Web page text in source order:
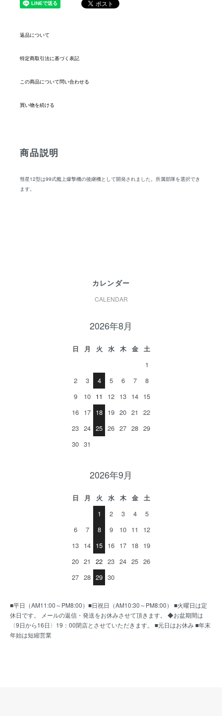
返品について
特定商取引法に基づく表記
この商品について問い合わせる
買い物を続ける
商品説明
彗星12型は99式艦上爆撃機の後継機として開発されました。所属部隊を選択でき
ます。
カレンダー
CALENDAR
2026年8月
日 月 火 水 木 金
土
1
2
3 4 5 6 7
8
9
10 11 12 13 14 15
16 17 18 19 20 21
22
23 24 25 26 27 28 29
30 31
2026年9月
日 月 火 水 木 金
土
1
2 3 4
5
6
7 8 9 10 11
12
13 14 15 16 17 18 19
20 21 22 23 24 25 26
27 28 29 30
■平日（AM11:00～PM8:00）■日祝日（AM10:30～PM8:00） ■火曜日は定
休日です。 メールの返信・発送をお休みさせて頂きます。 ◆お盆期間は
〈9日から16日〉19：00閉店とさせていただきます。 ■元日はお休み ■年末
年始は短縮営業